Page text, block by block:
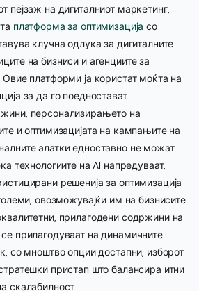
пејзаж на дигиталниот маркетинг,
платформа за оптимизација со
клучна одлука за дигиталните
на бизниси и агенциите за
платформи ја користат моќта на
за да го поедностават
персонализирањето на
и оптимизацијата на кампањите на
алатки едноставно не можат
технологиите на AI напредуваат,
решенија за оптимизација
овозможувајќи им на бизнисите
прилагодени содржини на
прилагодуваат на динамичните
со мноштво опции достапни, изборот
пристап што балансира итни
скалабилност.